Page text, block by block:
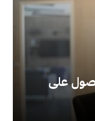
على